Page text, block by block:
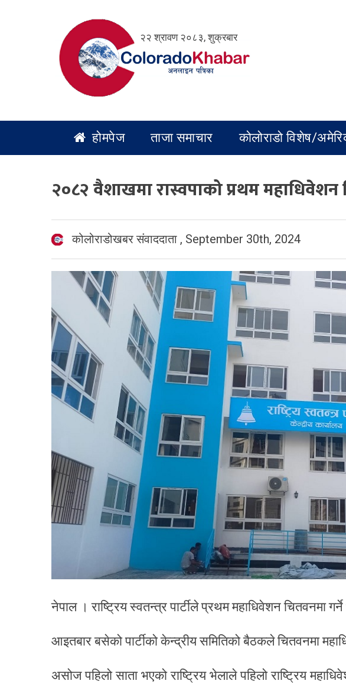
२२ श्रावण २०८३, शुक्रबार
होमपेज ताजा समाचार कोलोराडो विशेष/
२०८२ वैशाखमा रास्वपाको प्रथम
कोलोराडोखबर संवाददाता , September 30th, 2024
नेपाल । राष्ट्रिय स्वतन्त्र पार्टीले प्रथम महाधिवेशन चितवनमा
आइतबार बसेको पार्टीको केन्द्रीय समितिको बैठकले चितवनमा
असोज पहिलो साता भएको राष्ट्रिय भेलाले पहिलो राष्ट्रिय